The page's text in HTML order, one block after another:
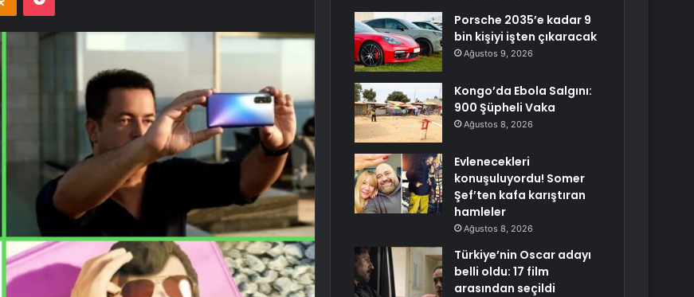
Porsche 2035’e kadar 9
bin kişiyi işten çıkaracak
Ağustos 9, 2026
Kongo’da Ebola Salgını:
900 Şüpheli Vaka
Ağustos 8, 2026
Evlenecekleri
konuşuluyordu! Somer
Şef’ten kafa karıştıran
hamleler
Ağustos 8, 2026
Türkiye’nin Oscar adayı
belli oldu: 17 film
arasından seçildi